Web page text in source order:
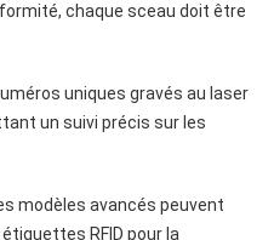
chaque sceau doit être
uniques gravés au laser
un suivi précis sur les
modèles avancés peuvent
RFID pour la